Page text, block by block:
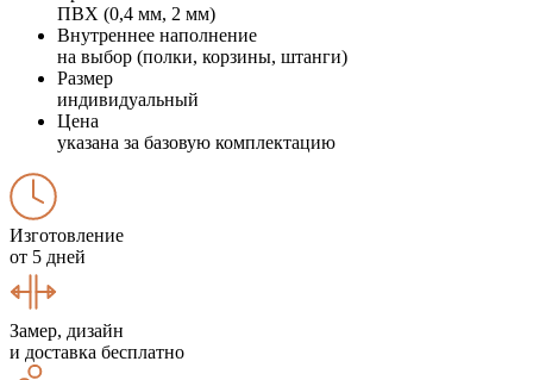
ПВХ (0,4 мм, 2 мм)
Внутреннее наполнение
на выбор (полки, корзины, штанги)
Размер
индивидуальный
Цена
указана за базовую комплектацию
Изготовление
от 5 дней
Замер, дизайн
и доставка бесплатно